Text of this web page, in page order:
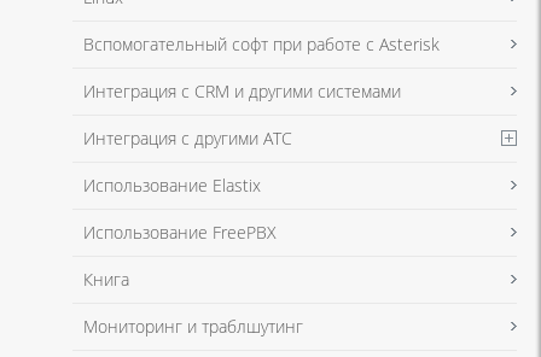
Я даю согласие на обработку моих персональных данных для связи
в соответствии с Политикой в отношении обработки персональных
Я даю согласие на обработку моих персональных данных для связи
в соответствии с Политикой в отношении обработки персональных
Вспомогательный софт при работе с Asterisk
Интеграция с CRM и другими системами
Интеграция с другими АТС
Использование Elastix
Использование FreePBX
Книга
Мониторинг и траблшутинг